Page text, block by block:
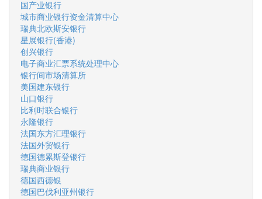
国产业银行
城市商业银行资金清算中心
瑞典北欧斯安银行
星展银行(香港)
创兴银行
电子商业汇票系统处理中心
银行间市场清算所
美国建东银行
山口银行
比利时联合银行
永隆银行
法国东方汇理银行
法国外贸银行
德国德累斯登银行
瑞典商业银行
德国西德银
德国巴伐利亚州银行